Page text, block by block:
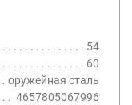
54
60
оружейная сталь
4657805067996